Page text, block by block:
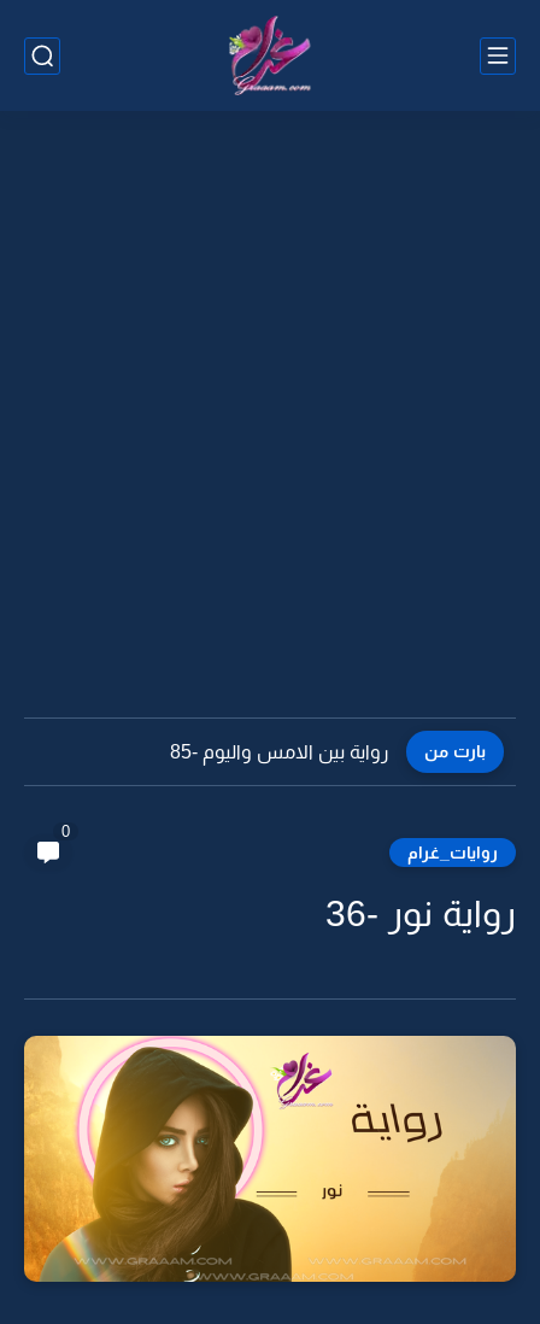
بارت من رواية بين الامس واليوم -84
روايات_غرام
0
رواية نور -36